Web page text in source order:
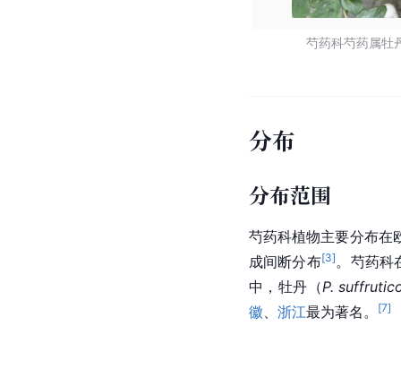
芍药科芍药属
分布
分布范围
芍药科植物主要分布在
成间断分布[3] 。 芍药科
中，牡丹（P.
徽
浙江最为著名。 [7]